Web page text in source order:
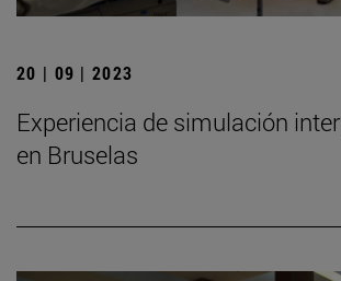
20 | 09 | 2023
Experiencia de simulación
en Bruselas